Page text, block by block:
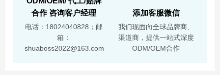
合作 咨询客户经理
电话：18024040828；邮
箱：
shuaboss2022@163.com
添加客服微信
我们现面向全球品牌商、
渠道商，提供一站式深度
ODM/OEM合作